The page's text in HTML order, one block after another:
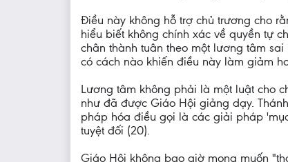
Điều này không hỗ trợ chủ trương cho
hiểu biết không chính xác về quyền tự
chân thành tuân theo một lương tâm
có cách nào khiến điều này làm giảm
Lương tâm không phải là một luật cho
như đã được Giáo Hội giảng dạy.
pháp hóa điều gọi là các giải pháp
tuyệt đối (20).
Giáo Hội không bao giờ mong muốn